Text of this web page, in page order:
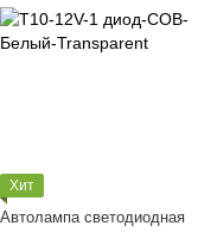
Хит
Автолампа светодиодная